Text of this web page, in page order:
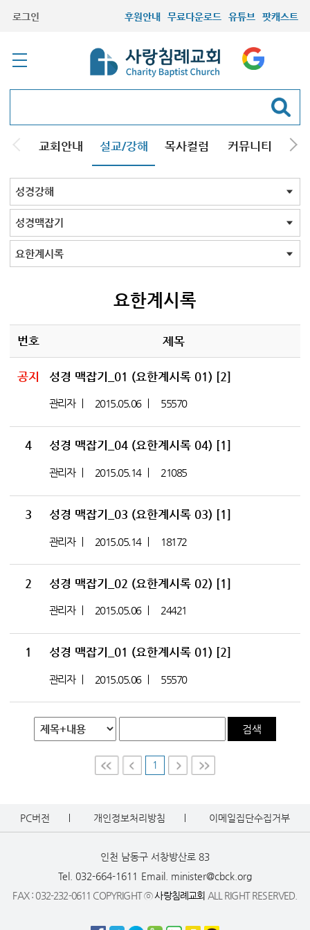
로그인 후원안내 무료다운로드 유튜브 팟캐스트
교회안내 설교/강해 목사컬럼 커뮤니티 기
주일설교
성경강해
시리즈설교
기타방송
성경강해 전체
신약
구약
성경맥잡기
성경맥잡기 전체
창세기
출애굽기
레위기
민수기
신명기
여호수아
사사기
룻기
사무엘기상
사무엘기하
열왕기상
열왕기하
에스라
느헤미야
에스더
시편
이사야서
예레미야
에스겔서
호세아서
요엘서
아모스
미가서
하박국
스바냐
학개
스가랴
말라기
마태복음
요한계시록
요한계시록
번호 제목
공지 성경 맥잡기_01 (요한계시록 01) [2]
관리자 2015.05.06 55570
4 성경 맥잡기_04 (요한계시록 04) [1]
관리자 2015.05.14 21085
3 성경 맥잡기_03 (요한계시록 03) [1]
관리자 2015.05.14 18172
2 성경 맥잡기_02 (요한계시록 02) [1]
관리자 2015.05.06 24421
1 성경 맥잡기_01 (요한계시록 01) [2]
관리자 2015.05.06 55570
검색
1
PC버전 개인정보처리방침 이메일집단수집거부
인천 남동구 서창방산로 83
Tel. 032-664-1611 Email. minister@cbck.org
FAX : 032-232-0611 COPYRIGHT ⓒ사랑침례교회 ALL RIGHT RESERVED.